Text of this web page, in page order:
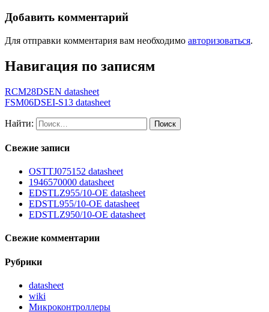
Добавить комментарий
Для отправки комментария вам необходимо авторизоваться.
Навигация по записям
RCM28DSEN datasheet
FSM06DSEI-S13 datasheet
Найти:
Свежие записи
OSTTJ075152 datasheet
1946570000 datasheet
EDSTLZ955/10-OE datasheet
EDSTL955/10-OE datasheet
EDSTLZ950/10-OE datasheet
Свежие комментарии
Рубрики
datasheet
wiki
Микроконтроллеры